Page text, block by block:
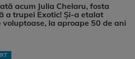
acum Julia Chelaru, fosta
a trupei Exotic! Și-a etalat
voluptoase, la aproape 50 de ani